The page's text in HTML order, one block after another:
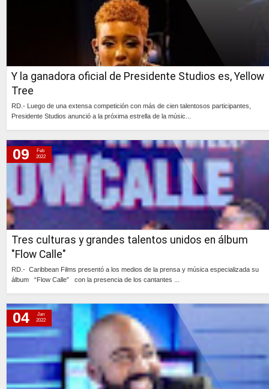
Y la ganadora oficial de Presidente Studios es, Yellow
Tree
RD.- Luego de una extensa competición con más de cien talentosos participantes,
Presidente Studios anunció a la próxima estrella de la músic...
Tres culturas y grandes talentos unidos en álbum
"Flow Calle"
RD.- Caribbean Films presentó a los medios de la prensa y música especializada su
álbum “Flow Calle” con la presencia de los cantantes ...
09
Feb
2022
04
Jan
2022